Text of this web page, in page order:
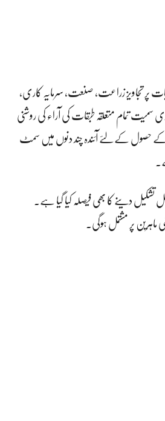
پر تجاویز زراعت، صنعت، سرمایہ کاری،
سمیت تمام متعلقہ طبقات کی آراء کی روشنی
حصول کے لئے آئندہ چند دنوں میں سمٹ
تشکیل دینے کا بھی فیصلہ کیا گیا ہے۔
ماہرین پر مشتمل ہوگی۔